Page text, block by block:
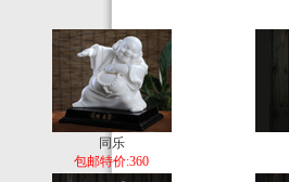
同乐
包邮特价:360